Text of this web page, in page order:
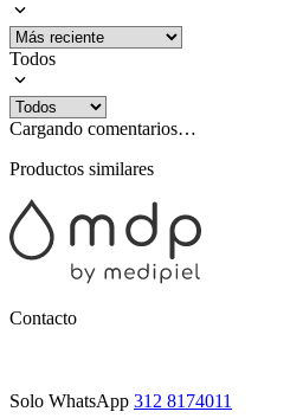
Todos
Cargando comentarios…
Productos similares
Contacto
Solo WhatsApp 312 8174011